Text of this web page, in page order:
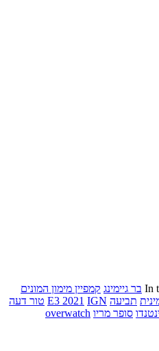
In בר גיימינג קמפיין מימון המונים
תביעה E3 2021 IGN
טור דעה
סופר מריו overwatch